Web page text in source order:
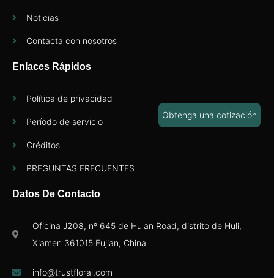
Noticias
Contacta con nosotros
Enlaces Rápidos
Política de privacidad
Período de servicio
Créditos
PREGUNTAS FRECUENTES
Datos De Contacto
Oficina J208, nº 645 de Hu'an Road, distrito de Huli,
Xiamen 361015 Fujian, China
info@trustfloral.com
Obtenga una cotización